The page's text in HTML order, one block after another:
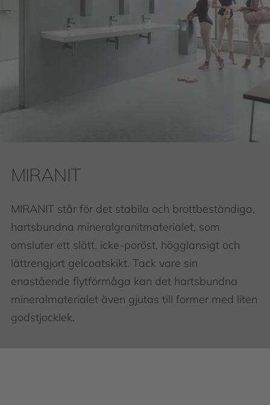
MIRANIT
MIRANIT står för det stabila och brottbeständiga,
hartsbundna mineralgranitmaterialet, som
omsluter ett slätt, icke-poröst, högglansigt och
lättrengjort gelcoatskikt. Tack vare sin
enastående flytförmåga kan det hartsbundna
mineralmaterialet även gjutas till former med liten
godstjocklek.